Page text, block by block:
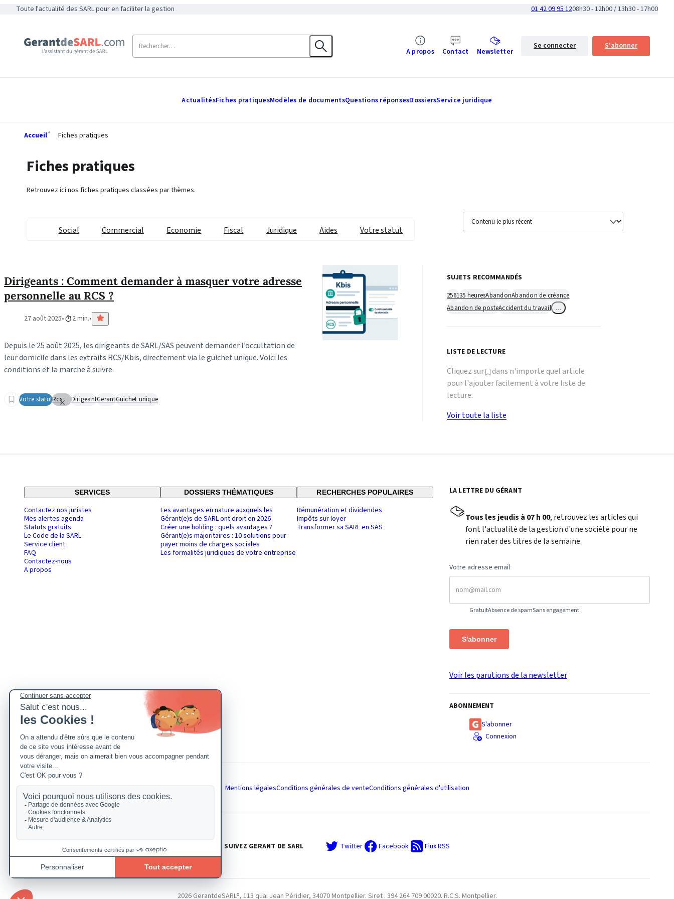
Toute l'actualité des SARL pour en faciliter la gestion 01 42 09 95 1208h30 - 12h00 / 13h30 - 17h00
A propos Contact Newsletter
Se connecter S'abonner
ActualitésFiches pratiquesModèles de documentsQuestions réponsesDossiersService juridique
Accueil Fiches pratiques
Fiches pratiques
Retrouvez ici nos fiches pratiques classées par thèmes.
Social Commercial Economie Fiscal Juridique Aides Votre statut
Dirigeants : Comment demander à masquer votre adresse
personnelle au RCS ?
27 août 2025 2 min.
Depuis le 25 août 2025, les dirigeants de SARL/SAS peuvent demander l’occultation de
leur domicile dans les extraits RCS/Kbis, directement via le guichet unique. Voici les
conditions et la marche à suivre.
Votre statutRcs DirigeantGerantGuichet unique
SUJETS RECOMMANDÉS
256135 heuresAbandonAbandon de créance
Abandon de posteAccident du travail
LISTE DE LECTURE
Cliquez sur
dans n'importe quel article
pour l'ajouter facilement à votre liste de
lecture.
Voir toute la liste
SERVICES
Contactez nos juristes
Mes alertes agenda
Statuts gratuits
Le Code de la SARL
Service client
FAQ
Contactez-nous
A propos
DOSSIERS THÉMATIQUES
Les avantages en nature auxquels les
Gérant(e)s de SARL ont droit en 2026
Créer une holding : quels avantages ?
Gérant(e)s majoritaires : 10 solutions pour
payer moins de charges sociales
Les formalités juridiques de votre entreprise
RECHERCHES POPULAIRES
Rémunération et dividendes
Impôts sur loyer
Transformer sa SARL en SAS
LA LETTRE DU GÉRANT
Tous les jeudis à 07 h 00, retrouvez les articles qui
font l'actualité de la gestion d'une société pour ne
rien rater des titres de la semaine.
Votre adresse email
GratuitAbsence de spamSans engagement
S'abonner
Voir les parutions de la newsletter
ABONNEMENT
S'abonner
Connexion
Mentions légalesConditions générales de venteConditions générales d'utilisation
SUIVEZ GERANT DE SARL Twitter Facebook Flux RSS
2026 GerantdeSARL®, 113 quai Jean Péridier, 34070 Montpellier. Siret : 394 264 709 00020. R.C.S. Montpellier.